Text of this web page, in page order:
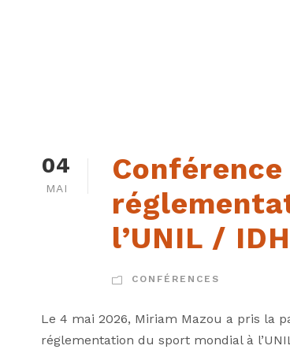
04
MAI
l’UNIL /
CONFÉRENCES
Le 4 mai 2026, Miriam Mazou a pris la
réglementation du sport mondial à